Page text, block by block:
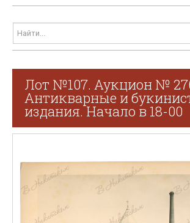
Лот №107. Аукцион №
Антикварные и
издания. Начало в 18-00